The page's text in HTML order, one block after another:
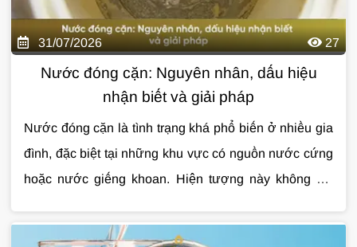
31/07/2026 27
Nước đóng cặn: Nguyên nhân, dấu hiệu
nhận biết và giải pháp
Nước đóng cặn là tình trạng khá phổ biến ở nhiều gia
đình, đặc biệt tại những khu vực có nguồn nước cứng
hoặc nước giếng khoan. Hiện tượng này không chỉ
thọ đường ống, bình nóng lạnh và chất lượng sinh